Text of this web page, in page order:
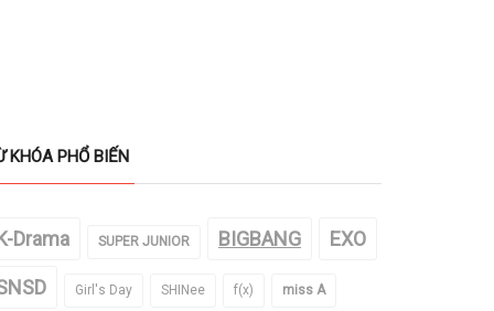
KHÓA PHỔ BIẾN
Drama SUPER JUNIOR BIGBANG EXO
Girl's Day SHINee f(x) miss A